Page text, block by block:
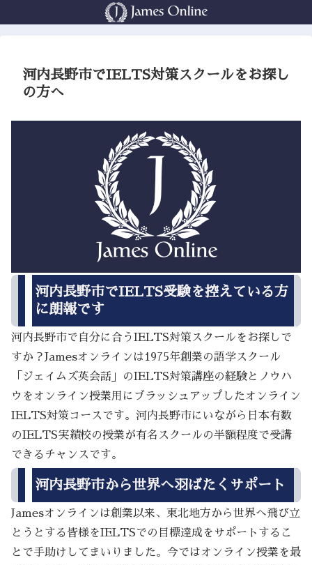
河内長野市でIELTS対策スクールをお探し
の方へ
河内長野市でIELTS受験を控えている方
に朗報です
河内長野市で自分に合うIELTS対策スクールをお探しで
すか？Jamesオンラインは1975年創業の語学スクール
「ジェイムズ英会話」のIELTS対策講座の経験とノウハ
ウをオンライン授業用にブラッシュアップしたオンライン
IELTS対策コースです。河内長野市にいながら日本有数
のIELTS実績校の授業が有名スクールの半額程度で受講
できるチャンスです。
河内長野市から世界へ羽ばたくサポート
Jamesオンラインは創業以来、東北地方から世界へ飛び立
とうとする皆様をIELTSでの目標達成をサポートするこ
とで手助けしてまいりました。今ではオンライン授業を最